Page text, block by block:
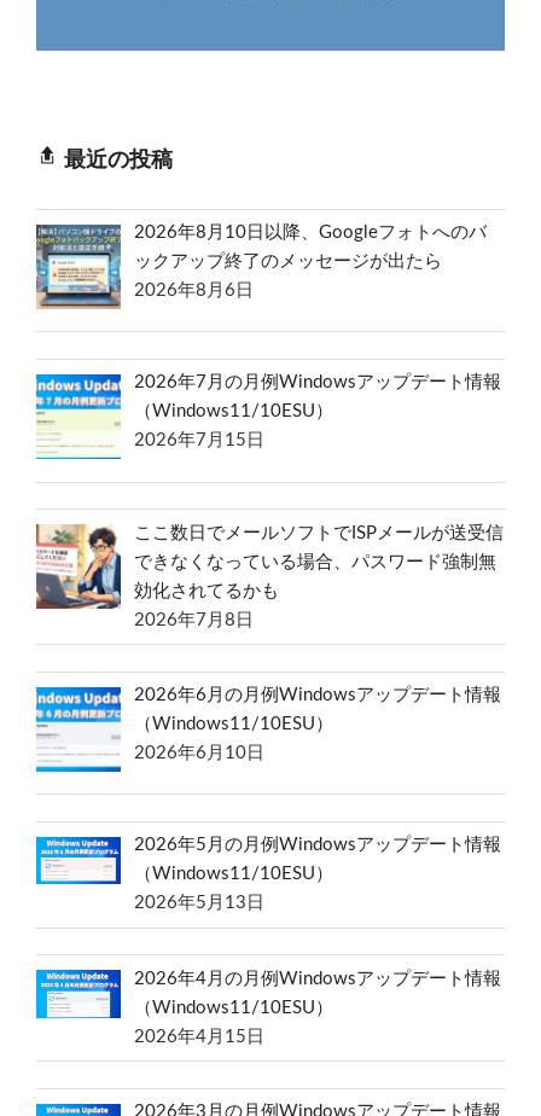
最近の投稿
2026年8月10日以降、Googleフォトへのバ
ックアップ終了のメッセージが出たら
2026年8月6日
2026年7月の月例Windowsアップデート情報
（Windows11/10ESU）
2026年7月15日
ここ数日でメールソフトでISPメールが送受信
できなくなっている場合、パスワード強制無
効化されてるかも
2026年7月8日
2026年6月の月例Windowsアップデート情報
（Windows11/10ESU）
2026年6月10日
2026年5月の月例Windowsアップデート情報
（Windows11/10ESU）
2026年5月13日
2026年4月の月例Windowsアップデート情報
（Windows11/10ESU）
2026年4月15日
2026年3月の月例Windowsアップデート情報